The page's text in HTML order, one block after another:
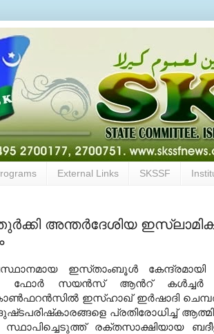
External Links SKSSF
അന്തര്‍ദേശിയ
ഇസ്‌താംബൂള്‍ കേന്ദ്രമായി
ഫോര്‍ സയന്‍സ്‌ ആന്‍റ്‌ കള്‍ച്ചര്‍
ഇസ്‌ഹാഖ്‌ ഇര്‍ഷാദി
പ്രതിരോധിച്ച്‌
രക്തസാക്ഷിയായ